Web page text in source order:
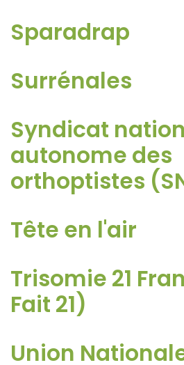
Sparadrap
Surrénales
Syndicat
autonome des
orthoptistes
Tête en l'air
Trisomie 21
Fait 21)
Union